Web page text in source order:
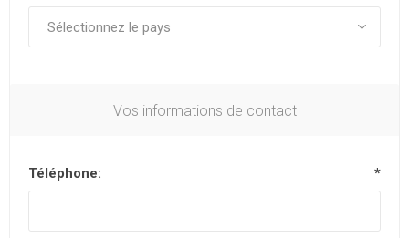
Vos informations de contact
Téléphone: *